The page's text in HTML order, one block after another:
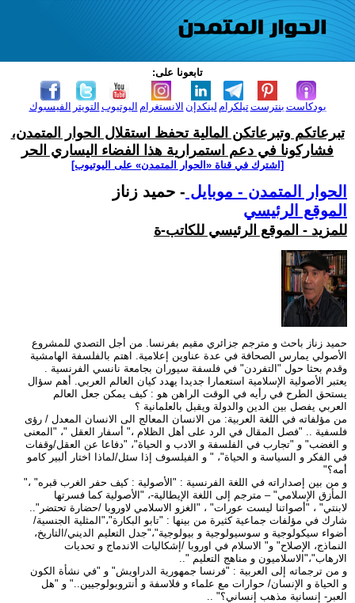
تابعونا على:
الفيسبوك التويتر اليوتيوب الانستغرام لينكدإن تيلكرامبنترست بودكاست
تبرعاتكم وتبرعاتكن المالية تحفظ استقلال الحوار المتمدن،
فشاركونا في دعم استمرارية هذا الفضاء اليساري الحر
[اشترك في قناة ‫«الحوار المتمدن» على اليوتيوب]
الحوار المتمدن - موبايل - حميد زناز
الموقع الرئيسي
للمزيد - الموقع الرئيسي للكاتب-ة
حميد زناز باحث و مترجم جزائري مقيم بفرنسا. من أجل التصدي للمشروع
الأصولي يمارس الصحافة في عدة عناوين إعلامية. اهتم بالفلسفة الهامشية
وقدم بحثا حول "التفردن" في فلسفة سيوران بجامعة نانسي الفرنسية .
يعتبر الأصولية الإسلامية استعمارا جديدا يهدد كيان العالم العربي. أهم سؤال
يستحق الطرح في رأيه في الوقت الراهن هو : كيف يمكن جعل العالم
العربي يفصل بين الدين والدولة ويقبل بالعلمانية ؟
من مؤلفاته في اللغة العربية: من الانسان المعالج الى الانسان المعدل / رؤى
فلسفية .. "فصل المقال في الرد على أهل الظلام ،" أسفار العقل "، "المعنى
و الغضب" و "تجارب في الفلسفة و الادب و الحياة"، "دفاعا عن العقل/وقفات
في الفكر و السياسة و الحياة"، " و الفيلسوف إذا سئل/لماذا اختار ألبير كامو
أمه؟"
و من بين إصداراته في اللغة الفرنسية : "الأصولية : كيف حفر الغرب قبره" ،"
المأزق الإسلامي" – مترجم إلى اللغة الإيطالية-، "الأصولية كما فسرتها
لابنتي" ، "أصواتنا ليست عورات" ، "الغزو الاسلامي لاوروبا /حضارة تحتضر"..
شارك في مؤلفات جماعية كثيرة من بينها : "تابو البكارة"،"المثلية الجنسية/
أضواء سيكولوجية و سوسيولوجية و بيولوجية"،"جدل التعليم الديني/التاريخ،
النماذج، الإصلاح" و" الاسلام في اوروبا /إشكاليات الاندماج و تحديات
الارهاب"،"الاسلاميون و مناهج التعليم "..
و من ترجماته إلى العربية : "فرنسا جمهورية الدراويش" و "في نشأة الكون
و الحياة و الإنسان/ حوارات مع علماء و فلاسفة و أنتروبولوجيين.." و "هل
العبر- إنسانية مذهب إنساني؟" ..